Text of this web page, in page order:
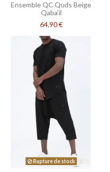
Ensemble QC Quds Beige
Qaba'il
64,90 €
Rupture de stock